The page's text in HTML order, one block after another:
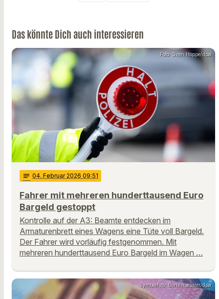
Das könnte Dich auch interessieren
Foto: Sven Hoppe/dpa
notes 04. Februar 2026 09:51
Fahrer mit mehreren hunderttausend Euro
Bargeld gestoppt
Kontrolle auf der A3: Beamte entdecken im
Armaturenbrett eines Wagens eine Tüte voll Bargeld.
Der Fahrer wird vorläufig festgenommen. Mit
mehreren hunderttausend Euro Bargeld im Wagen …
Symbolfoto: Boris Roessler/dpa